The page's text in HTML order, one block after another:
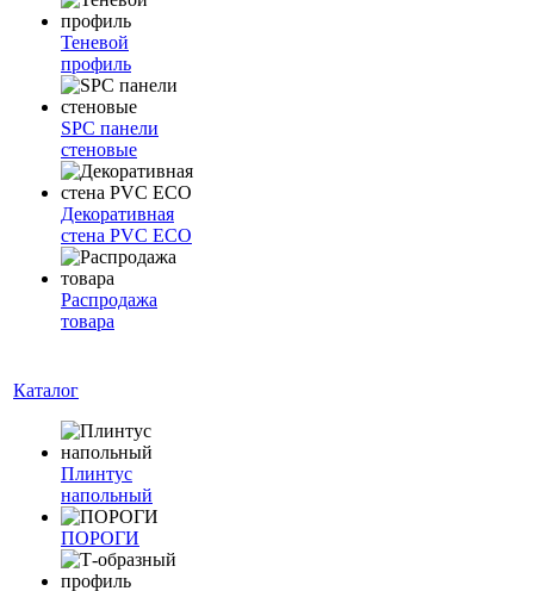
Теневой
профиль
SPC панели
стеновые
Декоративная
стена PVC ECO
Распродажа
товара
Каталог
Плинтус
напольный
ПОРОГИ